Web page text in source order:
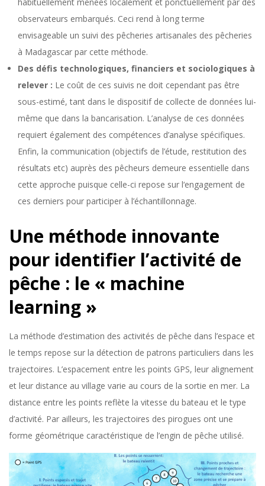
habituellement menées localement et ponctuellement par des
observateurs embarqués. Ceci rend à long terme
envisageable un suivi des pêcheries artisanales des pêcheries
à Madagascar par cette méthode.
Des défis technologiques, financiers et sociologiques à
relever : Le coût de ces suivis ne doit cependant pas être
sous-estimé, tant dans le dispositif de collecte de données lui-
même que dans la bancarisation. L’analyse de ces données
requiert également des compétences d’analyse spécifiques.
Enfin, la communication (objectifs de l’étude, restitution des
résultats etc) auprès des pêcheurs demeure essentielle dans
cette approche puisque celle-ci repose sur l‘engagement de
ces derniers pour participer à l’échantillonnage.
Une méthode innovante
pour identifier l’activité de
pêche : le « machine
learning »
La méthode d’estimation des activités de pêche dans l’espace et
le temps repose sur la détection de patrons particuliers dans les
trajectoires. L’espacement entre les points GPS, leur alignement
et leur distance au village varie au cours de la sortie en mer. La
distance entre les points reflète la vitesse du bateau et le type
d’activité. Par ailleurs, les trajectoires des pirogues ont une
forme géométrique caractéristique de l’engin de pêche utilisé.